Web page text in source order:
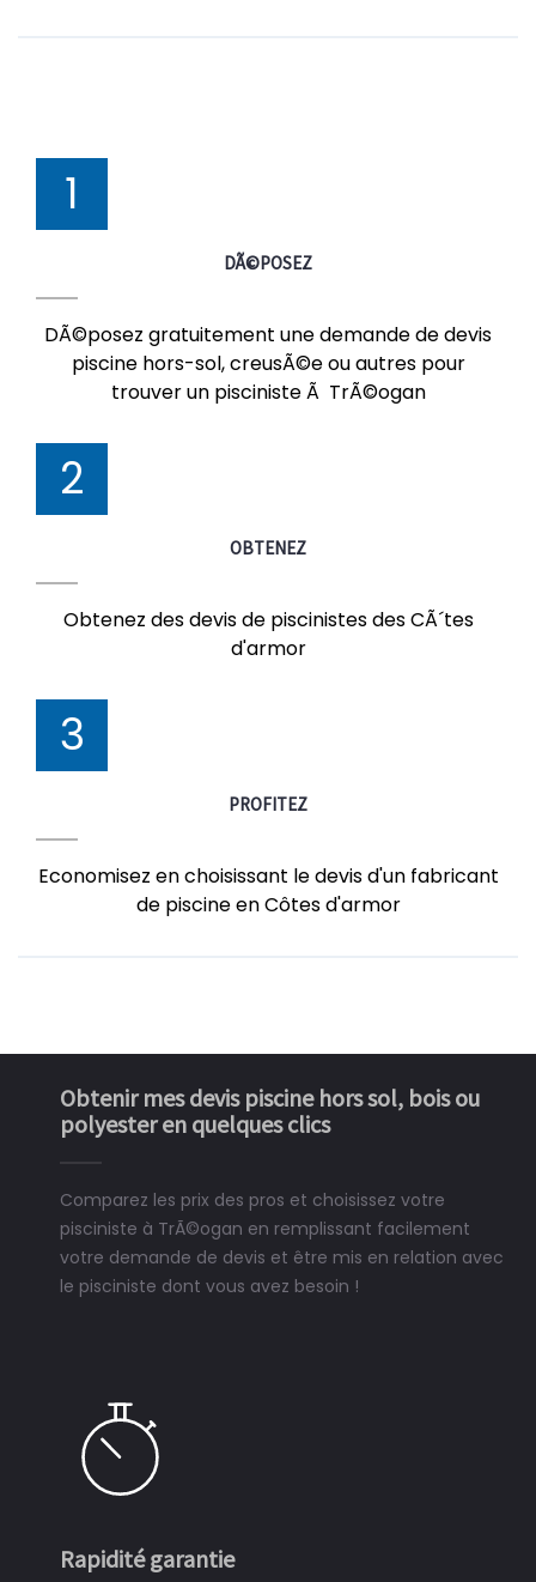
1
DÃ©POSEZ
DÃ©posez gratuitement une demande de devis
piscine hors-sol, creusÃ©e ou autres pour
trouver un pisciniste Ã TrÃ©ogan
2
OBTENEZ
Obtenez des devis de piscinistes des CÃ´tes
d'armor
3
PROFITEZ
Economisez en choisissant le devis d'un fabricant
de piscine en Côtes d'armor
Obtenir mes devis piscine hors sol, bois ou
polyester en quelques clics
Comparez les prix des pros et choisissez votre
pisciniste à TrÃ©ogan en remplissant facilement
votre demande de devis et être mis en relation avec
le pisciniste dont vous avez besoin !
Rapidité garantie